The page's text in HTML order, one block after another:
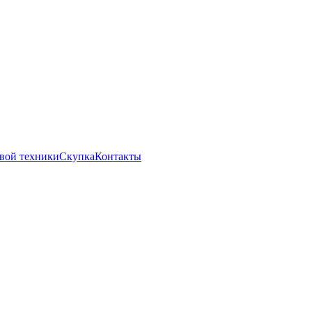
техникиСкупкаКонтакты